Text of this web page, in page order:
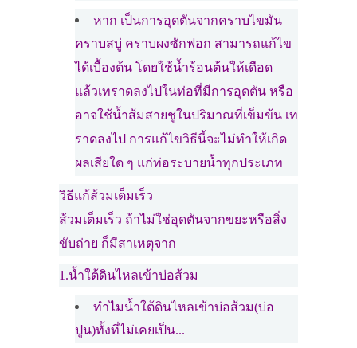
หาก เป็นการอุดตันจากคราบไขมัน
คราบสบู่ คราบผงซักฟอก สามารถแก้ไข
ได้เบื้องต้น โดยใช้น้ำร้อนต้นให้เดือด
แล้วเทราดลงไปในท่อที่มีการอุดตัน หรือ
อาจใช้น้ำส้มสายชูในปริมาณที่เข็มข้น เท
ราดลงไป การแก้ไขวิธีนี้จะไม่ทำให้เกิด
ผลเสียใด ๆ แก่ท่อระบายน้ำทุกประเภท
วิธีแก้ส้วมเต็มเร็ว
ส้วมเต็มเร็ว ถ้าไม่ใช่อุดตันจากขยะหรือสิ่ง
ขับถ่าย ก็มีสาเหตุจาก
1.น้ำใต้ดินไหลเข้าบ่อส้วม
ทำไมน้ำใต้ดินไหลเข้าบ่อส้วม(บ่อ
ปูน)ทั้งที่ไม่เคยเป็น...